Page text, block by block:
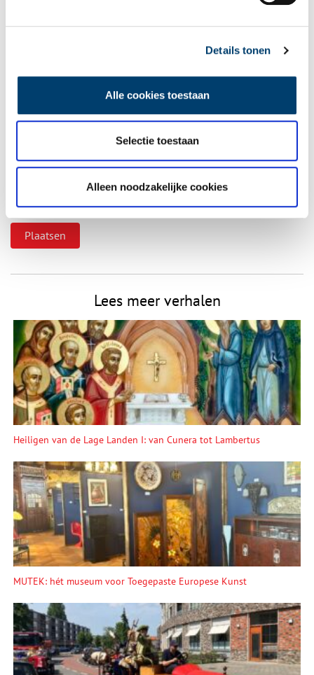
Details tonen
Alle cookies toestaan
Selectie toestaan
Alleen noodzakelijke cookies
E-mail*
Vink dit aan als u op de hoogte gehouden wil worden.
Lees meer verhalen
Heiligen van de Lage Landen I: van Cunera tot Lambertus
MUTEK: hét museum voor Toegepaste Europese Kunst